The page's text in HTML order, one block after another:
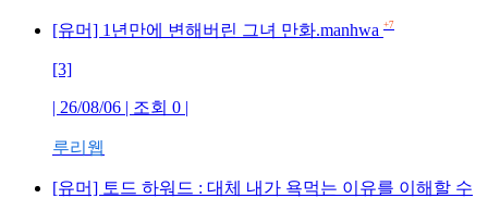
[유머] 1년만에 변해버린 그녀 만화.manhwa +7
[3]
| 26/08/06 | 조회 0 |
루리웹
[유머] 토드 하워드 : 대체 내가 욕먹는 이유를 이해할 수